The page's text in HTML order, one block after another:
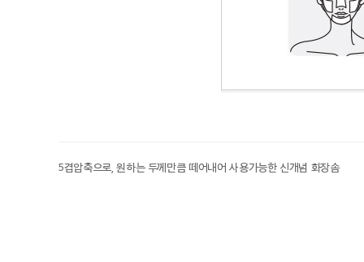
5겹압축으로, 원하는 두께만큼 떼어내어 사용가능한 신개념 화장솜